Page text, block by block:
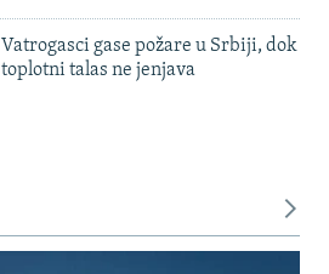
Vatrogasci gase požare u Srbiji, dok
toplotni talas ne jenjava